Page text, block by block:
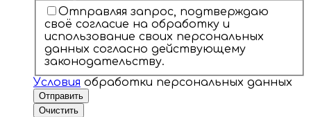
Отправляя запрос, подтверждаю
своё согласие на обработку и
использование своих персональных
данных согласно действующему
законодательству.
Условия обработки персональных данных
Отправить
Очистить